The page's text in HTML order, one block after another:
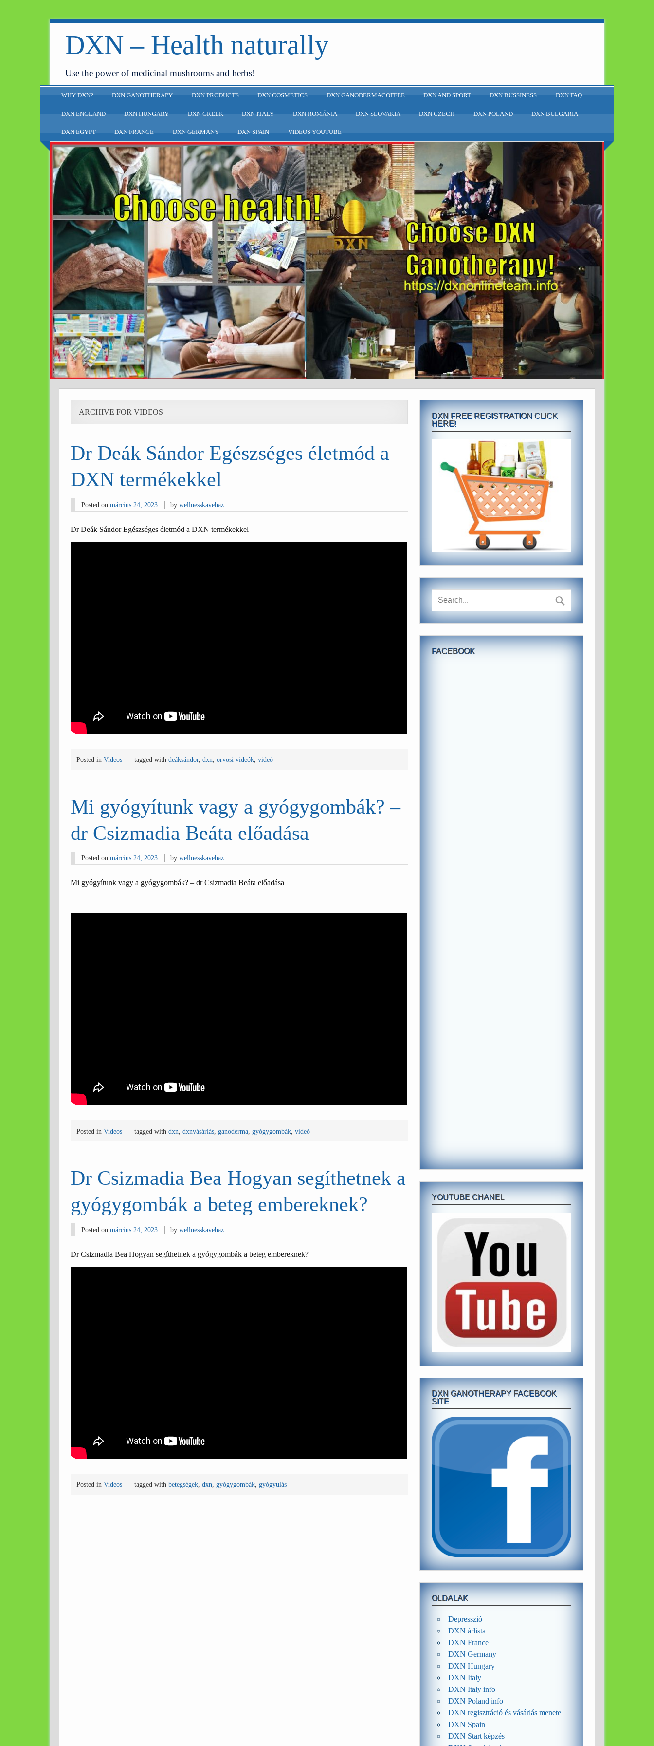
DXN – Health naturally
Use the power of medicinal mushrooms and herbs!
WHY DXN? DXN GANOTHERAPY DXN PRODUCTS DXN COSMETICS DXN GANODERMACOFFEE DXN AND SPORT DXN BUSSINESS DXN FAQ
DXN ENGLAND DXN HUNGARY DXN GREEK DXN ITALY DXN ROMÁNIA DXN SLOVAKIA DXN CZECH DXN POLAND DXN BULGARIA
DXN EGYPT DXN FRANCE DXN GERMANY DXN SPAIN VIDEOS YOUTUBE
ARCHIVE FOR VIDEOS
Dr Deák Sándor Egészséges életmód a
DXN termékekkel
Posted on március 24, 2023 bywellnesskavehaz
Dr Deák Sándor Egészséges életmód a DXN termékekkel
Posted in Videos tagged with deáksándor, dxn orvosi videók, videó
Mi gyógyítunk vagy a gyógygombák? –
dr Csizmadia Beáta előadása
Posted on március 24, 2023 bywellnesskavehaz
Mi gyógyítunk vagy a gyógygombák? – dr Csizmadia Beáta előadása
Posted in Videos tagged with dxn dxnvásárlás, ganoderma, gyógygombák, videó
Dr Csizmadia Bea Hogyan segíthetnek a
gyógygombák a beteg embereknek?
Posted on március 24, 2023 bywellnesskavehaz
Dr Csizmadia Bea Hogyan segíthetnek a gyógygombák a beteg embereknek?
Posted in Videos tagged with betegségek, dxn gyógygombák, gyógyulás
DXN FREE REGISTRATION CLICK
HERE!
FACEBOOK
YOUTUBE CHANEL
DXN GANOTHERAPY FACEBOOK
SITE
OLDALAK
Depresszió
DXN árlista
DXN France
DXN Germany
DXN Hungary
DXN Italy
DXN Italy info
DXN Poland info
DXN regisztráció és vásárlás menete
DXN Spain
DXN Start képzés